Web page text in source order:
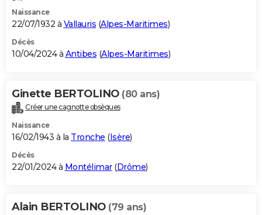
Naissance
22/07/1932 à Vallauris (Alpes-Maritimes)
Décès
10/04/2024 à Antibes (Alpes-Maritimes)
Ginette BERTOLINO (80 ans)
Créer une cagnotte obsèques
Naissance
16/02/1943 à la Tronche (Isère)
Décès
22/01/2024 à Montélimar(Drôme)
Alain BERTOLINO (79 ans)